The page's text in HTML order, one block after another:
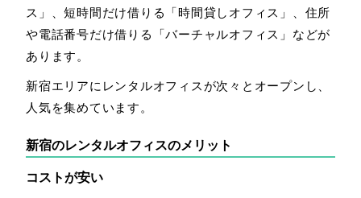
ス」、短時間だけ借りる「時間貸しオフィス」、住所
や電話番号だけ借りる「バーチャルオフィス」などが
あります。
新宿エリアにレンタルオフィスが次々とオープンし、
人気を集めています。
新宿のレンタルオフィスのメリット
コストが安い